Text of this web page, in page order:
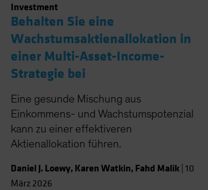
Investment
Behalten Sie eine
Wachstumsaktienallokation in
einer Multi-Asset-Income-
Strategie bei
Eine gesunde Mischung aus
Einkommens- und Wachstumspotenzial
kann zu einer effektiveren
Aktienallokation führen.
Daniel J. Loewy, Karen Watkin, Fahd Malik| 10
März 2026